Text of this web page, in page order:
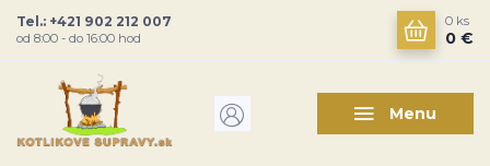
Menu
Tel.: +421 902 212 007
od 8:00 - do 16:00 hod
0 ks
0 €